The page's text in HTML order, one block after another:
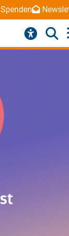
Spenden